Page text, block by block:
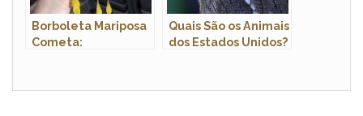
Borboleta Mariposa
Cometa:
Quais São os Animais
dos Estados Unidos?